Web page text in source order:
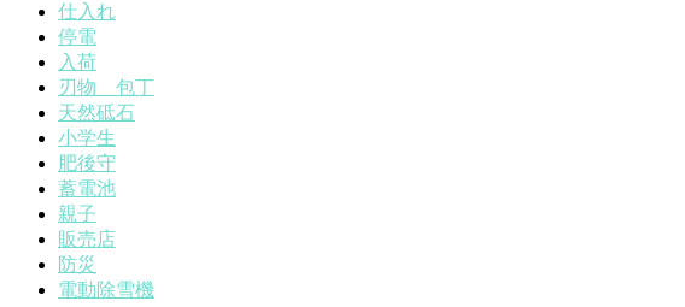
仕入れ
停電
入荷
刃物 包丁
天然砥石
小学生
肥後守
蓄電池
親子
販売店
防災
電動除雪機